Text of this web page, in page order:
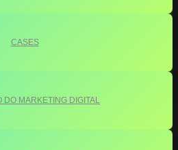
CASES
DO MARKETING DIGITAL